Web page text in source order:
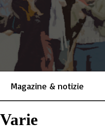
Magazine & notizie
Varie